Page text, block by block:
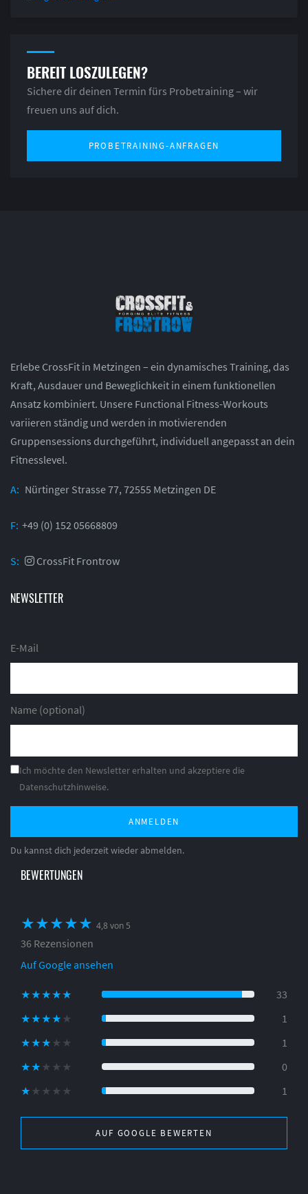
BEREIT LOSZULEGEN?
Sichere dir deinen Termin fürs Probetraining – wir
freuen uns auf dich.
PROBETRAINING-ANFRAGEN
Erlebe CrossFit in Metzingen – ein dynamisches Training, das
Kraft, Ausdauer und Beweglichkeit in einem funktionellen
Ansatz kombiniert. Unsere Functional Fitness-Workouts
variieren ständig und werden in motivierenden
Gruppensessions durchgeführt, individuell angepasst an dein
Fitnesslevel.
A: Nürtinger Strasse 77, 72555 Metzingen DE
F: +49 (0) 152 05668809
S: CrossFit Frontrow
NEWSLETTER
E-Mail
Name (optional)
Ich möchte den Newsletter erhalten und akzeptiere die
Datenschutzhinweise.
ANMELDEN
Du kannst dich jederzeit wieder abmelden.
BEWERTUNGEN
★★★★★
★★★★★ 4,8 von 5
36 Rezensionen
Auf Google ansehen
★★★★★
★★★★★ 33
★★★★★
★★★★★ 1
★★★★★
★★★★★ 1
★★★★★
★★★★★ 0
★★★★★
★★★★★ 1
AUF GOOGLE BEWERTEN